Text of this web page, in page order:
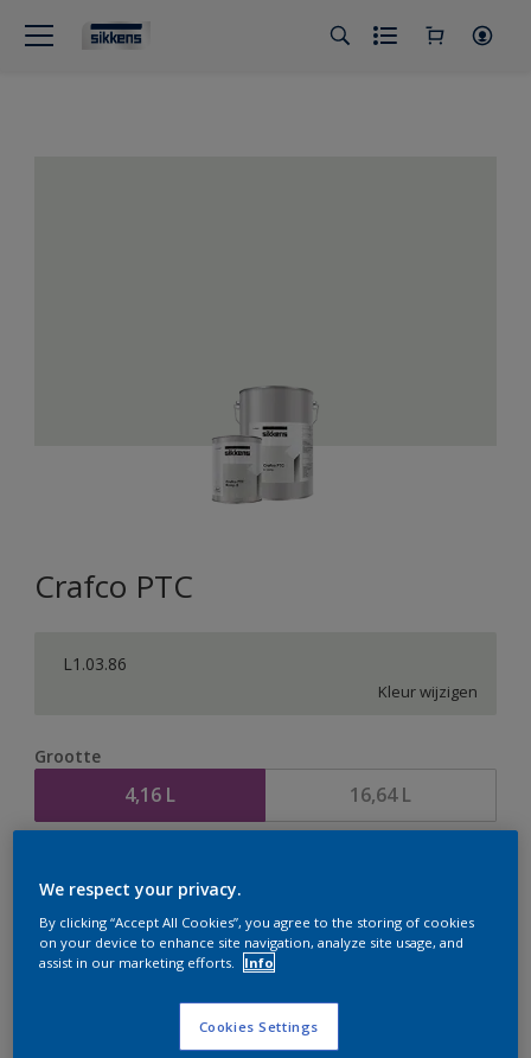
Crafco PTC
L1.03.86
Kleur wijzigen
Grootte
4,16 L 16,64 L
te bestellen. Houd de website in de gaten, we werken
er hard aan om de voorraad aan te vullen.
We respect your privacy.
By clicking “Accept All Cookies”, you agree to the storing of cookies
on your device to enhance site navigation, analyze site usage, and
assist in our marketing efforts.
Info
Cookies Settings